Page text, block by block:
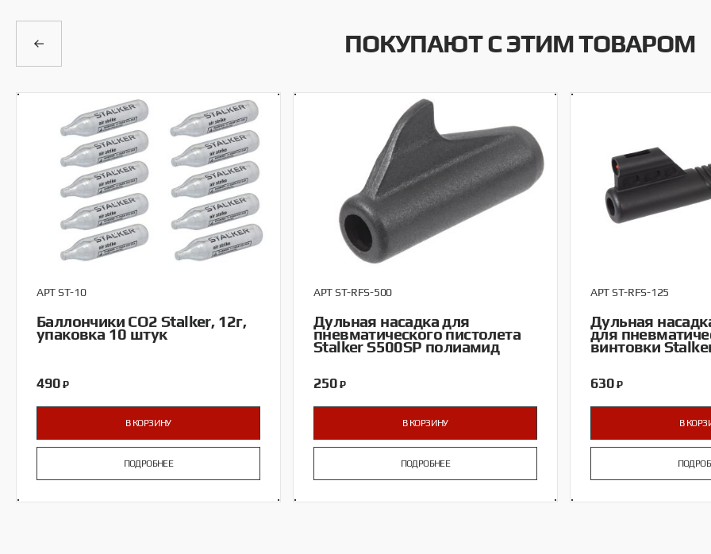
ПОКУПАЮТ С ЭТИМ ТОВАРОМ
АРТ ST-10
Баллончики CO2 Stalker, 12г,
упаковка 10 штук
490 ₽
В КОРЗИНУ
ПОДРОБНЕЕ
АРТ ST-RFS-500
Дульная насадка для
пневматического пистолета
Stalker S500SP полиамид
250 ₽
В КОРЗИНУ
ПОДРОБНЕЕ
АРТ ST-RFS-125
Дульная
для
винтовки
630 ₽
В